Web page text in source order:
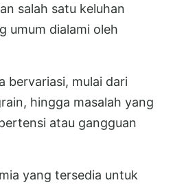
salah satu keluhan
umum dialami oleh
bervariasi, mulai dari
hingga masalah yang
atau gangguan
yang tersedia untuk